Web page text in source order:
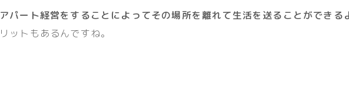
アパート経営をすることによってその場所を離れて生活を送ることができる
リットもあるんですね。